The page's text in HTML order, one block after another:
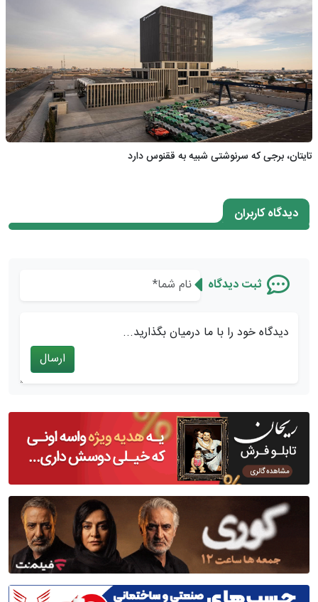
تایتان، برجی که سرنوشتی شبیه به ققنوس دارد
دیدگاه کاربران
ثبت دیدگاه
دیدگاه خود را با ما درمیان بگذارید...
ارسال